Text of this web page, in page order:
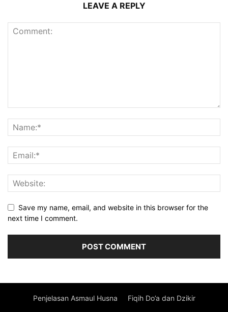
LEAVE A REPLY
Save my name, email, and website in this browser for the
next time I comment.
Penjelasan Asmaul Husna Fiqih Do’a dan Dzikir